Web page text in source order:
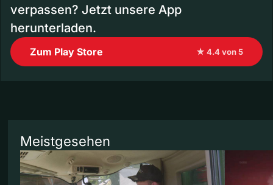
verpassen? Jetzt unsere App
herunterladen.
Zum Play Store ★ 4.4 von 5
Meistgesehen